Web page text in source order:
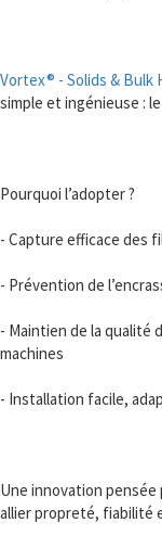
Vortex® - Solids & Bulk
simple et ingénieuse :
Pourquoi l’adopter ?
- Capture efficace des
- Prévention de
- Maintien de la qualité
machines
- Installation facile,
Une innovation
allier propreté, fiabilité